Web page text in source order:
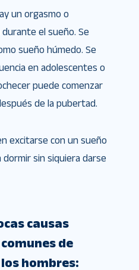
un orgasmo o
el sueño. Se
sueño húmedo. Se
en adolescentes o
puede comenzar
de la pubertad.
excitarse con un sueño
sin siquiera darse
causas
de
hombres: